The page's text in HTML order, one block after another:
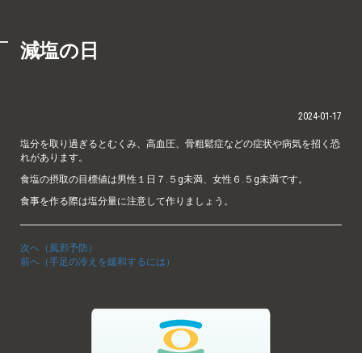
減塩の日
2024-01-17
塩分を取り過ぎるとむくみ、高血圧、骨粗鬆症などの症状や病気を招く恐
れがあります。
食塩の摂取の目標値は男性１日７.５g未満、女性６.５g未満です。
食事を作る際は塩分量に注意して作りましょう。
次へ（風邪予防）
前へ（手足の冷えを緩和するには）